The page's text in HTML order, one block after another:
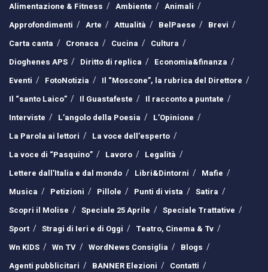
Alimentazione & Fitness
Ambiente
Animali
Approfondimenti
Arte Attualità BelPaese
Brevi
Carta canta
Cronaca Cucina
Cultura
Dioghenes APS
Diritto di replica
Economia&finanza
Eventi
FotoNotizia
Il “Moscone”, la rubrica del Direttore
Il “santo Laico”
Il Guastafeste
Il racconto a puntate
Interviste
L’angolo della Poesia
L’Opinione
La Parola ai lettori
La voce dell’esperto
La voce di “Pasquino”
Lavoro
Legalità
Lettere dall’Italia e dal mondo
Libri&Dintorni
Mafie
Musica
Petizioni Pillole Punti di vista
Satira
Scopri il Molise
Speciale 25 Aprile
Speciale Trattative
Sport
Stragi di Ieri e di Oggi
Teatro, Cinema & Tv
Wn KIDS
Wn TV WordNews Consiglia
Blogs
Agenti pubblicitari
BANNER Elezioni Contatti